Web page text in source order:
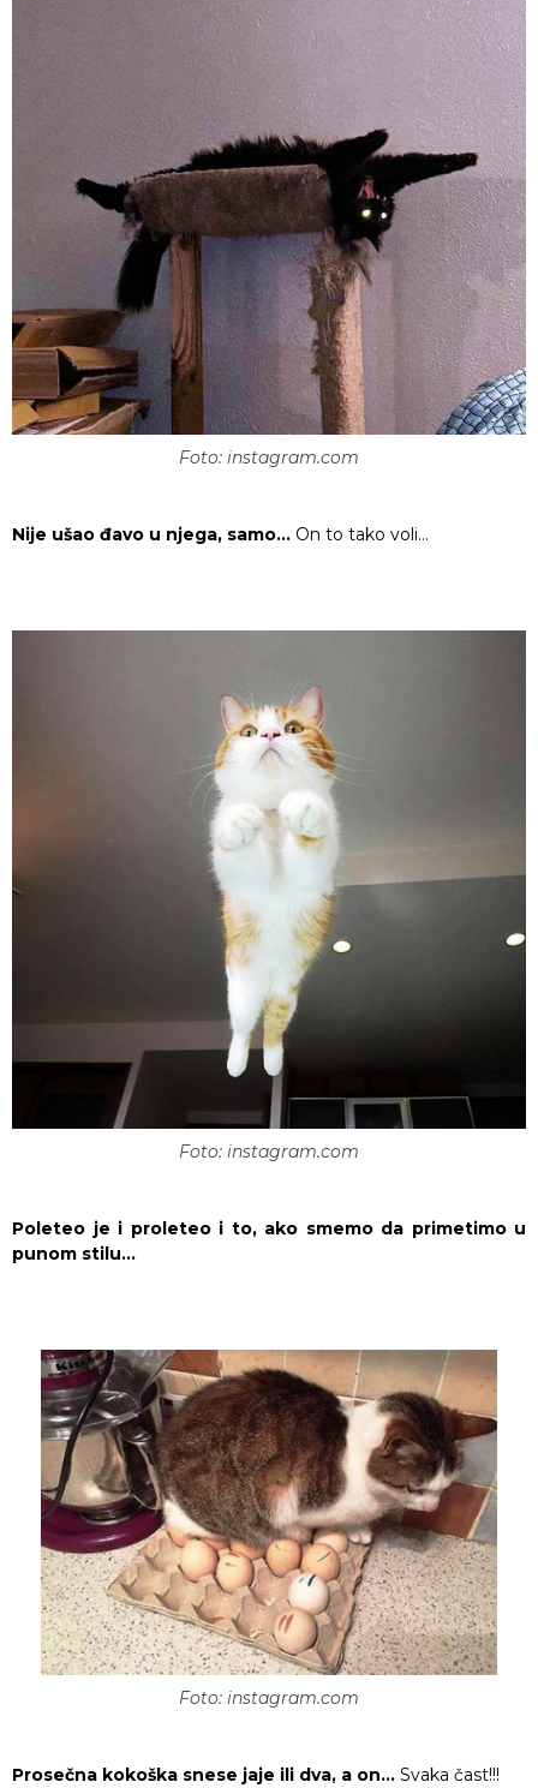
Foto: instagram.com
Nije ušao đavo u njega, samo… On to tako voli…
Foto: instagram.com
Poleteo je i proleteo i to, ako smemo da primetimo u
punom stilu…
Foto: instagram.com
Prosečna kokoška snese jaje ili dva, a on… Svaka čast!!!